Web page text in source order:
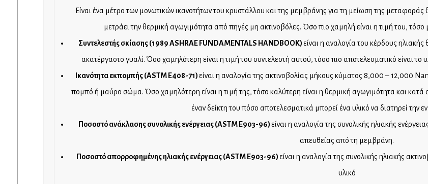
Είναι ένα μέτρο των μονωτικών ικανοτήτων του κρυστάλλου και της μεμβράνης για τη μείωση της
μετράει την θερμική αγωγιμότητα από πηγές μη ακτινοβόλες. Όσο πιο χαμηλή είναι η τιμή του, τόσο
Συντελεστής σκίασης (1989ASHRAE FUNDAMENTALS HANDBOOK)είναι η αναλογία του κέρδους
ακατέργαστο γυαλί. Όσο χαμηλότερη είναι η τιμή του συντελεστή αυτού, τόσο πιο αποτελεσματικό είναι το
Ικανότητα εκπομπής (ASTM E408-71)είναι η αναλογία της ακτινοβολίας μήκους κύματος 8,000 – 12,000
πομπό ή μαύρο σώμα. Όσο χαμηλότερη είναι η τιμή της, τόσο καλύτερη είναι η θερμική αγωγιμότητα και κατά
έναν δείκτη του πόσο αποτελεσματικά μπορεί ένα υλικό να διατηρεί την
Ποσοστό ανάκλασης συνολικής ενέργειας (ASTM E903-96)είναι η αναλογία της συνολικής ηλιακής
απευθείας από τη μεμβράνη.
Ποσοστό απορροφημένης ηλιακής ενέργειας (ASTM E903-96)είναι η αναλογία της συνολικής ηλιακής
υλικό